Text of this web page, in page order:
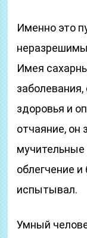
Именно это
Имея
здоровья и
отчаяние, он
облегчение
испытывал.
Умный